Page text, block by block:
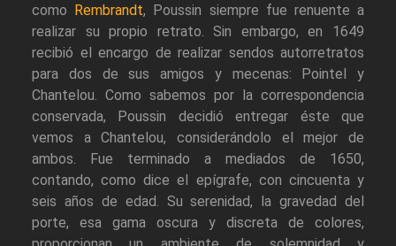
como Rembrandt, Poussin siempre fue renuente a
realizar su propio retrato. Sin embargo, en 1649
recibió el encargo de realizar sendos autorretratos
para dos de sus amigos y mecenas: Pointel y
Chantelou. Como sabemos por la correspondencia
conservada, Poussin decidió entregar éste que
vemos a Chantelou, considerándolo el mejor de
ambos. Fue terminado a mediados de 1650,
contando, como dice el epígrafe, con cincuenta y
seis años de edad. Su serenidad, la gravedad del
porte, esa gama oscura y discreta de colores,